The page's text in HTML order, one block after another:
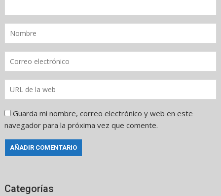
Guarda mi nombre, correo electrónico y web en este
navegador para la próxima vez que comente.
Categorías